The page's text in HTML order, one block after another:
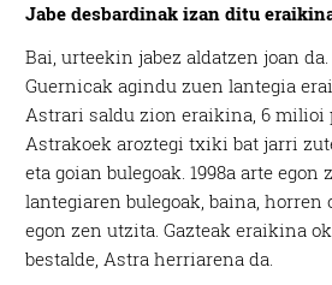
Jabe desbardinak izan ditu
Bai, urteekin jabez aldatzen joan
Guernicak agindu zuen lantegia
Astrari saldu zion eraikina, 6 milioi
Astrakoek aroztegi txiki bat jarri
eta goian bulegoak. 1998a arte
lantegiaren bulegoak, baina, horren
egon zen utzita. Gazteak eraikina
bestalde, Astra herriarena da.